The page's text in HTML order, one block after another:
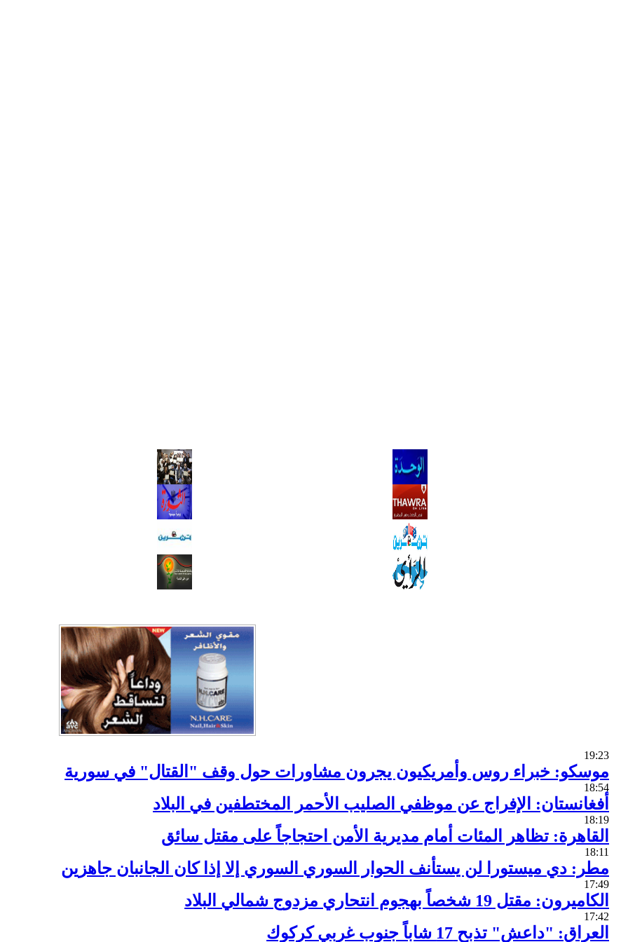
19:23
موسكو: خبراء روس وأمريكيون يجرون مشاورات حول وقف "القتال" في سورية
18:54
أفغانستان: الإفراج عن موظفي الصليب الأحمر المختطفين في البلاد
18:19
القاهرة: تظاهر المئات أمام مديرية الأمن احتجاجاً على مقتل سائق
18:11
مطر: دي ميستورا لن يستأنف الحوار السوري السوري إلا إذا كان الجانبان جاهزين
17:49
الكاميرون: مقتل 19 شخصاً بهجوم انتحاري مزدوج شمالي البلاد
17:42
العراق: "داعش" تذبح 17 شاباً جنوب غربي كركوك